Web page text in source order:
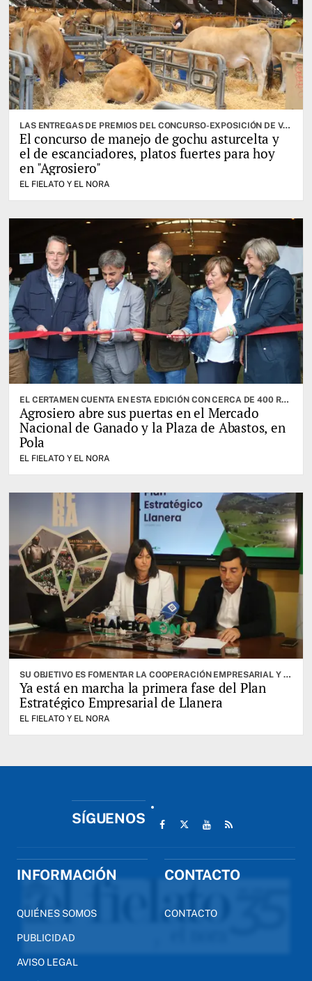
LAS ENTREGAS DE PREMIOS DEL CONCURSO-EXPOSICIÓN DE VACUNO SELECTO, OTRA DE LAS CITAS IMPORTANTES
El concurso de manejo de gochu asturcelta y
el de escanciadores, platos fuertes para hoy
en "Agrosiero"
EL FIELATO Y EL NORA
EL CERTAMEN CUENTA EN ESTA EDICIÓN CON CERCA DE 400 RESES. CABRANES ES EL CONCEJO INVITADO
Agrosiero abre sus puertas en el Mercado
Nacional de Ganado y la Plaza de Abastos, en
Pola
EL FIELATO Y EL NORA
SU OBJETIVO ES FOMENTAR LA COOPERACIÓN EMPRESARIAL Y EL DESARROLLO DE HERRAMIENTAS DE APOYO QUE PERMITAN EL CRECIMIENTO ECONÓMICO DEL CONCEJO
Ya está en marcha la primera fase del Plan
Estratégico Empresarial de Llanera
EL FIELATO Y EL NORA
SÍGUENOS
INFORMACIÓN
QUIÉNES SOMOS
PUBLICIDAD
AVISO LEGAL
CONTACTO
CONTACTO